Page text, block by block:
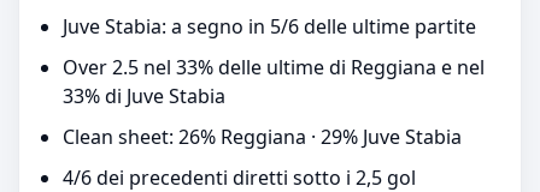
Juve Stabia: a segno in 5/6 delle ultime partite
Over 2.5 nel 33% delle ultime di Reggiana e nel
33% di Juve Stabia
Clean sheet: 26% Reggiana · 29% Juve Stabia
4/6 dei precedenti diretti sotto i 2,5 gol